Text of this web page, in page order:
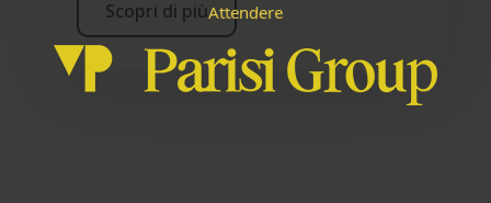
Attendere
Scopri di più